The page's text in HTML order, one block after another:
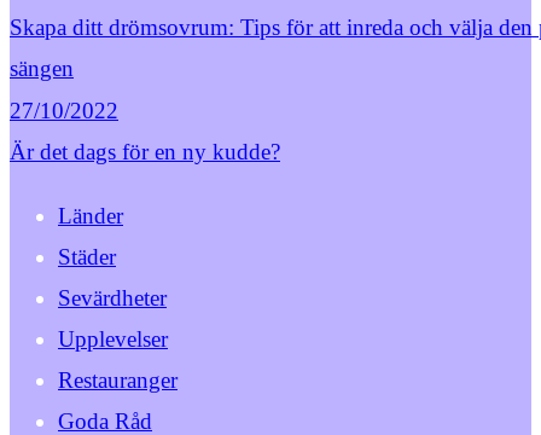
Skapa ditt drömsovrum: Tips för att inreda och välja den
sängen
27/10/2022
Är det dags för en ny kudde?
Länder
Städer
Sevärdheter
Upplevelser
Restauranger
Goda Råd